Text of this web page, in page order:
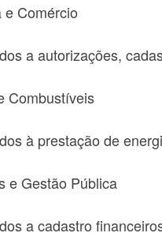
e Comércio
a autorizações,
Combustíveis
à prestação de
e Gestão Pública
a cadastro